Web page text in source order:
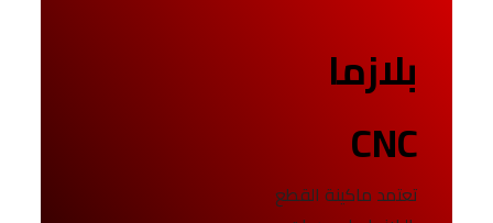
بلازما
CNC
تعتمد ماكينة القطع